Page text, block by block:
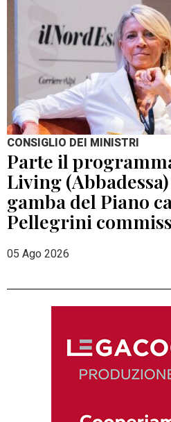
CONSIGLIO DEI MINISTRI
Parte il
Living
gamba del Piano
Pellegrini
05 Ago 2026